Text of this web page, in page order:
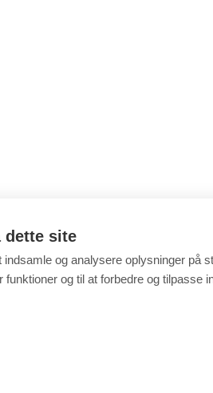
dette site
og analysere oplysninger på
funktioner og til at forbedre og tilpasse